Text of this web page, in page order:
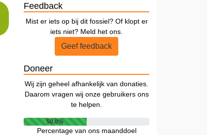
Feedback
Mist er iets op bij dit fossiel? Of klopt er
iets niet? Meld het ons.
Geef feedback
Doneer
Wij zijn geheel afhankelijk van donaties.
Daarom vragen wij onze gebruikers ons
te helpen.
50.0%
Percentage van ons maanddoel